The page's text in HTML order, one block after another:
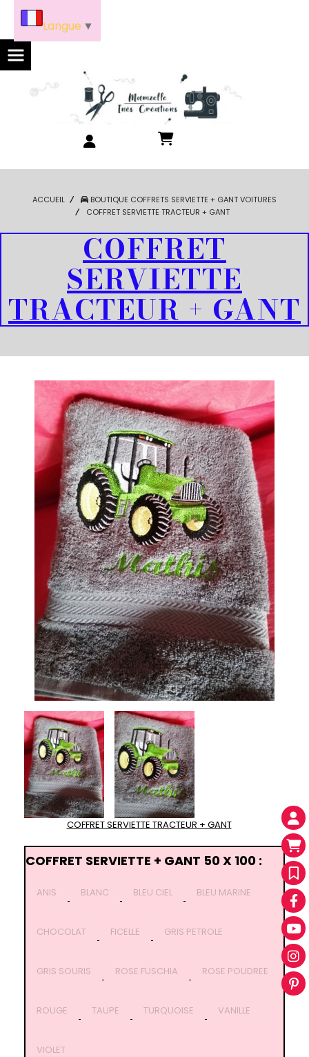
ACCUEIL
BOUTIQUE COFFRETS SERVIETTE + GANT VOITURES
COFFRET SERVIETTE TRACTEUR + GANT
COFFRET
SERVIETTE
TRACTEUR + GANT
COFFRET SERVIETTE TRACTEUR + GANT
COFFRET SERVIETTE + GANT 50 X 100 :
ANIS BLANC BLEU CIEL BLEU MARINE
CHOCOLAT FICELLE GRIS PETROLE
GRIS SOURIS ROSE FUSCHIA ROSE POUDREE
ROUGE TAUPE TURQUOISE VANILLE
VIOLET
Langue ▼